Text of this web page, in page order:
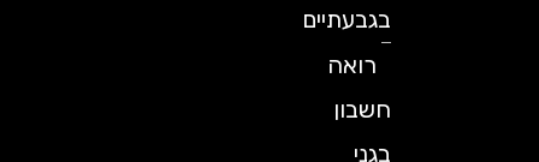
בגבעתיים
רואה
חשבון